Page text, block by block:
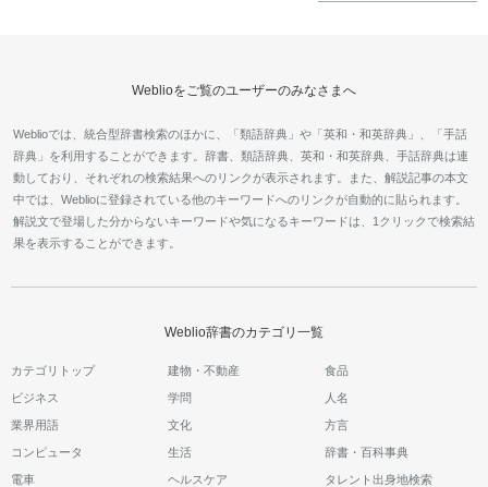
Weblioをご覧のユーザーのみなさまへ
Weblioでは、統合型辞書検索のほかに、「類語辞典」や「英和・和英辞典」、「手話
辞典」を利用することができます。辞書、類語辞典、英和・和英辞典、手話辞典は連
動しており、それぞれの検索結果へのリンクが表示されます。また、解説記事の本文
中では、Weblioに登録されている他のキーワードへのリンクが自動的に貼られます。
解説文で登場した分からないキーワードや気になるキーワードは、1クリックで検索結
果を表示することができます。
Weblio辞書のカテゴリ一覧
カテゴリトップ 建物・不動産 食品
ビジネス 学問 人名
業界用語 文化 方言
コンピュータ 生活 辞書・百科事典
電車 ヘルスケア タレント出身地検索